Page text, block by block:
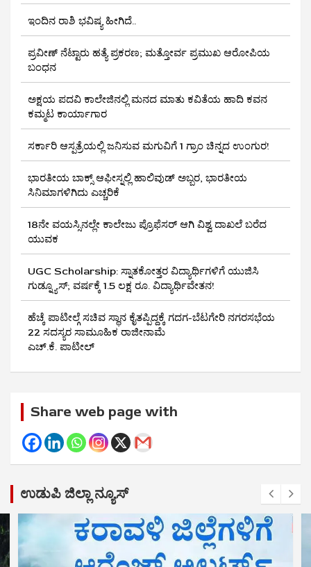
ಇಂದಿನ ರಾಶಿ ಭವಿಷ್ಯ ಹೀಗಿದೆ..
ಪ್ರವೀಣ್ ನೆಟ್ಟಾರು ಹತ್ಯೆ ಪ್ರಕರಣ; ಮತ್ತೋರ್ವ ಪ್ರಮುಖ ಆರೋಪಿಯ
ಬಂಧನ
ಅಕ್ಷಯ ಪದವಿ ಕಾಲೇಜಿನಲ್ಲಿ ಮನದ ಮಾತು ಕವಿತೆಯ ಹಾದಿ ಕವನ
ಕಮ್ಮಟ ಕಾರ್ಯಾಗಾರ
ಸರ್ಕಾರಿ ಆಸ್ಪತ್ರೆಯಲ್ಲಿ ಜನಿಸುವ ಮಗುವಿಗೆ 1 ಗ್ರಾಂ ಚಿನ್ನದ ಉಂಗುರ!
ಭಾರತೀಯ ಬಾಕ್ಸ್ ಆಫೀಸ್ನಲ್ಲಿ ಹಾಲಿವುಡ್ ಅಬ್ಬರ, ಭಾರತೀಯ
ಸಿನಿಮಾಗಳಿಗಿದು ಎಚ್ಚರಿಕೆ
18ನೇ ವಯಸ್ಸಿನಲ್ಲೇ ಕಾಲೇಜು ಪ್ರೊಫೆಸರ್ ಆಗಿ ವಿಶ್ವ ದಾಖಲೆ ಬರೆದ
ಯುವಕ
UGC Scholarship: ಸ್ನಾತಕೋತ್ತರ ವಿದ್ಯಾರ್ಥಿಗಳಿಗೆ ಯುಜಿಸಿ
ಗುಡ್ನ್ಯೂಸ್; ವರ್ಷಕ್ಕೆ 1.5 ಲಕ್ಷ ರೂ. ವಿದ್ಯಾರ್ಥಿವೇತನ!
ಹೆಚ್ಕೆ ಪಾಟೀಲ್ಗೆ ಸಚಿವ ಸ್ಥಾನ ಕೈತಪ್ಪಿದ್ದಕ್ಕೆ ಗದಗ-ಬೆಟಗೇರಿ ನಗರಸಭೆಯ
22 ಸದಸ್ಯರ ಸಾಮೂಹಿಕ ರಾಜೀನಾಮೆ
ಎಚ್.ಕೆ. ಪಾಟೀಲ್
Share web page with
ಉಡುಪಿ ಜಿಲ್ಲಾ ನ್ಯೂಸ್